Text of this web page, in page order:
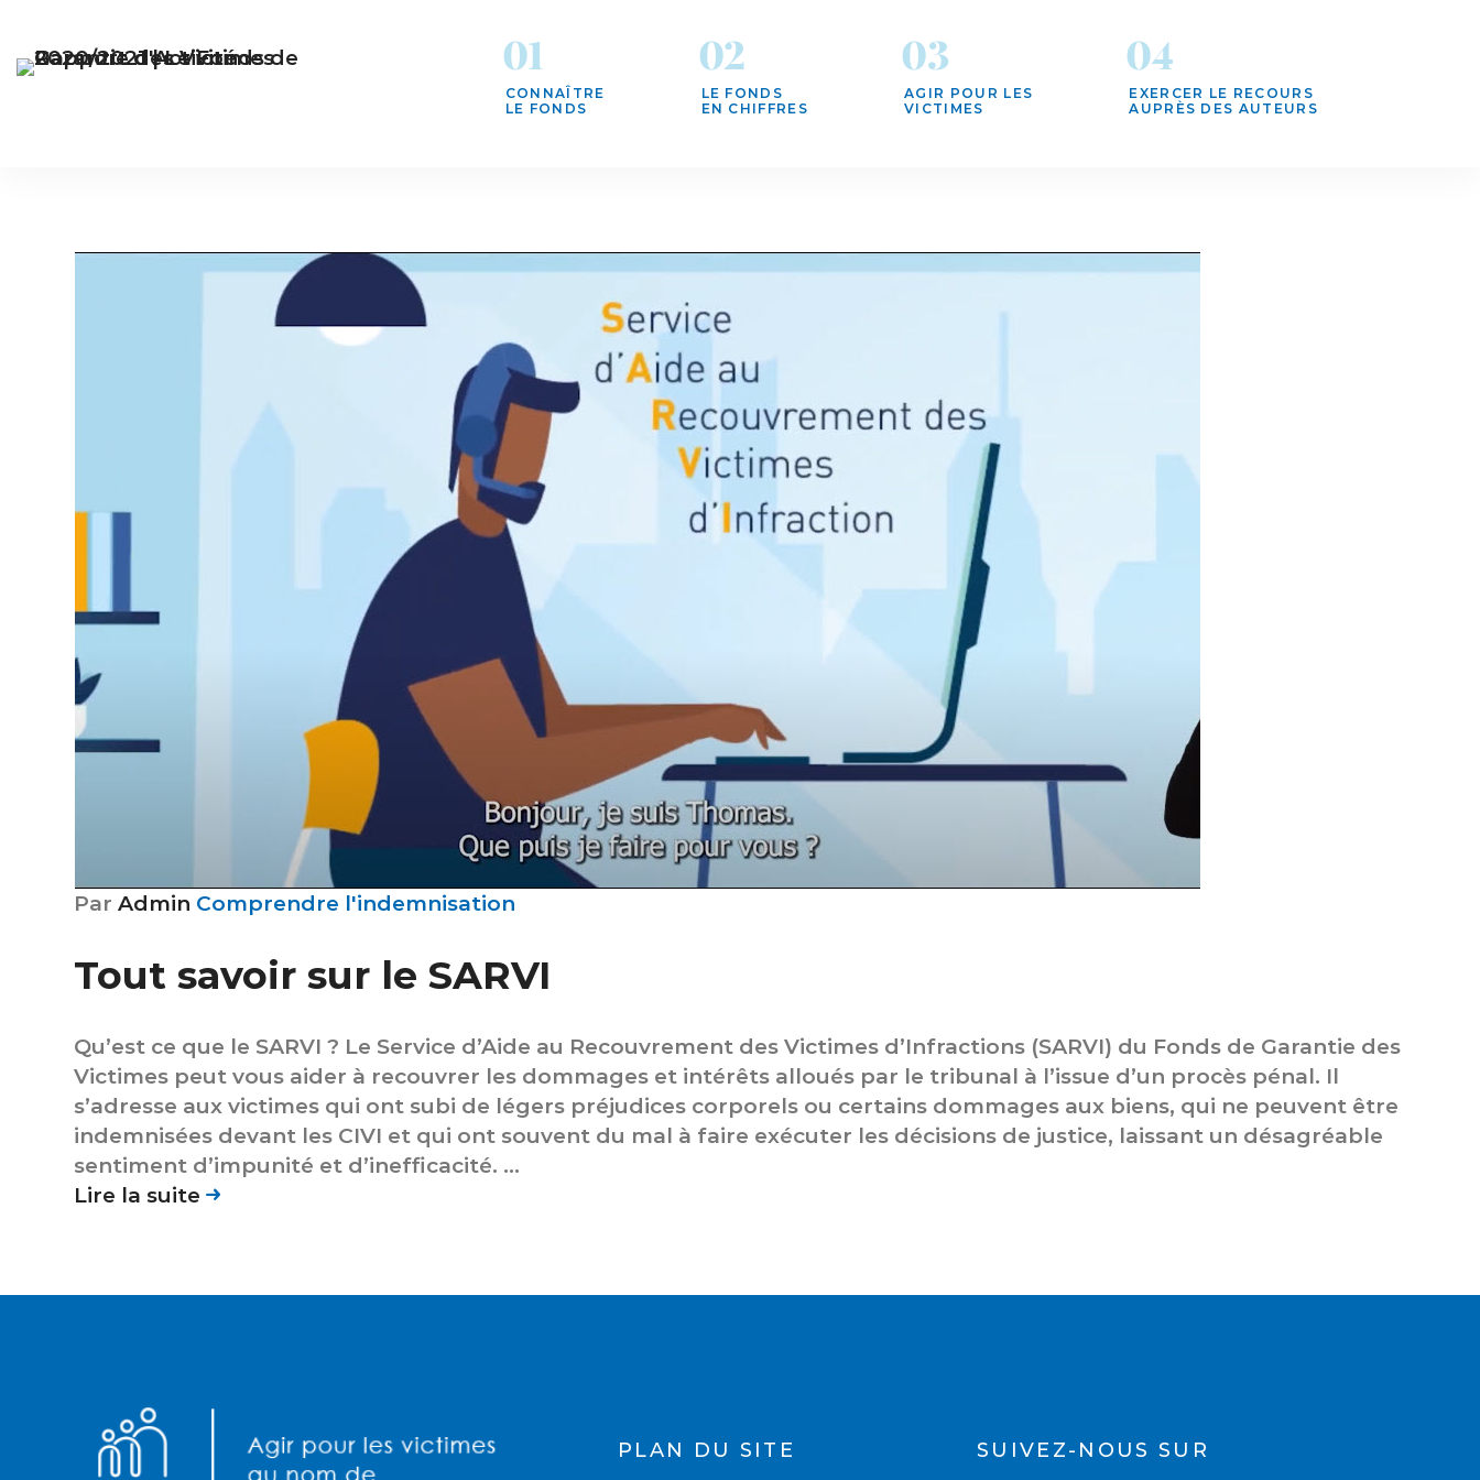
CONNAÎTRE
LE FONDS
LE FONDS
EN CHIFFRES
AGIR POUR LES
VICTIMES
EXERCER LE RECOURS
AUPRÈS DES AUTEURS
Par Admin Comprendre l'indemnisation
Tout savoir sur le SARVI
Qu’est ce que le SARVI ? Le Service d’Aide au Recouvrement des Victimes d’Infractions (SARVI) du Fonds de Garantie des
Victimes peut vous aider à recouvrer les dommages et intérêts alloués par le tribunal à l’issue d’un procès pénal. Il
s’adresse aux victimes qui ont subi de légers préjudices corporels ou certains dommages aux biens, qui ne peuvent être
indemnisées devant les CIVI et qui ont souvent du mal à faire exécuter les décisions de justice, laissant un désagréable
sentiment d’impunité et d’inefficacité. …
Lire la suite
PLAN DU SITE SUIVEZ-NOUS SUR